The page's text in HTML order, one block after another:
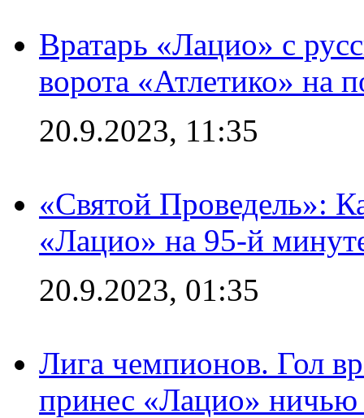
Вратарь «Лацио» с
ворота «Атлетико» на
20.9.2023, 11:35
«Святой Проведель»:
«Лацио» на 95-й
20.9.2023, 01:35
Лига чемпионов. Гол
принес «Лацио» ничью